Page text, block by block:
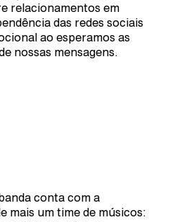
relacionamentos em
das redes sociais
ao esperamos as
nossas mensagens.
conta com a
mais um time de músicos: